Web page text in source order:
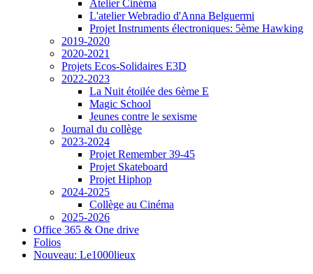
Atelier Cinéma
L'atelier Webradio d'Anna Belguermi
Projet Instruments électroniques: 5ème Hawking
2019-2020
2020-2021
Projets Ecos-Solidaires E3D
2022-2023
La Nuit étoilée des 6ème E
Magic School
Jeunes contre le sexisme
Journal du collège
2023-2024
Projet Remember 39-45
Projet Skateboard
Projet Hiphop
2024-2025
Collège au Cinéma
2025-2026
Office 365 & One drive
Folios
Nouveau: Le1000lieux